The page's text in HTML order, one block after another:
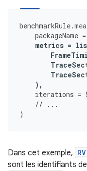
benchmarkRule.
packageName =
metrics =
),
iterations =
// ...
)
Dans cet exemple,
sont les identifiants